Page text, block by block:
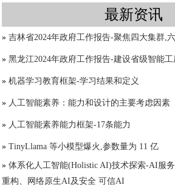
最新资讯
» 吉林省2024年政府工作报告-聚焦四大集群,
» 黑龙江2024年政府工作报告-建设省级智能
» 机器学习教育框架-学习结果和定义
» 人工智能素养：能力和设计的主要考虑因素
» 人工智能素养能力框架-17条能力
» TinyLlama 等小模型爆火,参数量为 11 亿
» 体系化人工智能(Holistic AI)技术探索-AI服
重构、网络原生AI及安全 可信AI